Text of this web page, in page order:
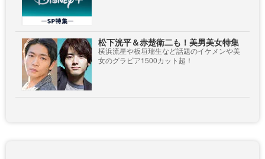
松下洸平＆赤楚衛二も！美男美女特集
横浜流星や板垣瑞生など話題のイケメンや美
女のグラビア1500カット超！